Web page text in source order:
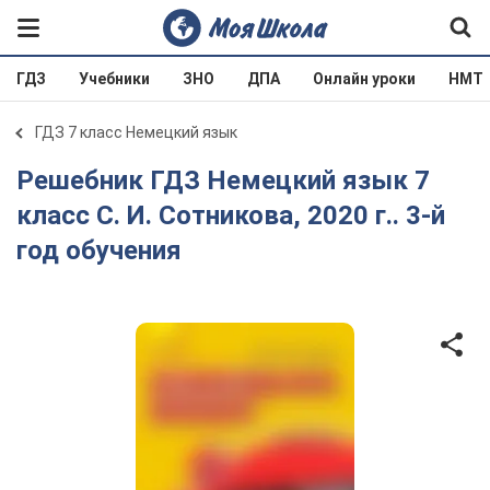
ГДЗ Учебники ЗНО ДПА Онлайн уроки НМТ
ГДЗ 7 класс Немецкий язык
Решебник ГДЗ Немецкий язык 7
класс С. И. Сотникова, 2020 г.. 3-й
год обучения